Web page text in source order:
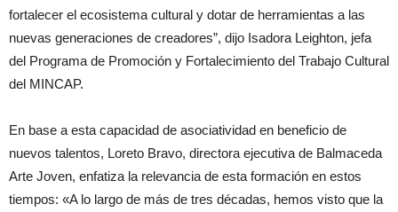
fortalecer el ecosistema cultural y dotar de herramientas a las
nuevas generaciones de creadores”, dijo Isadora Leighton, jefa
del Programa de Promoción y Fortalecimiento del Trabajo Cultural
del MINCAP.
En base a esta capacidad de asociatividad en beneficio de
nuevos talentos, Loreto Bravo, directora ejecutiva de Balmaceda
Arte Joven, enfatiza la relevancia de esta formación en estos
tiempos: «A lo largo de más de tres décadas, hemos visto que la